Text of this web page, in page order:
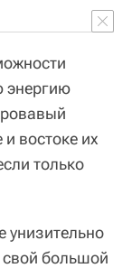
энергию
востоке их
только
унизительно
свой большой